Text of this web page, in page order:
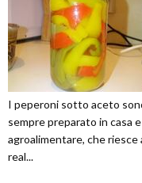
I peperoni sotto aceto
sempre preparato in casa
agroalimentare, che riesce
real...